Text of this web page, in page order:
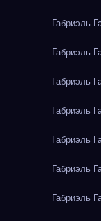
Габриэль
Габриэль
Габриэль
Габриэль
Габриэль
Габриэль
Габриэль